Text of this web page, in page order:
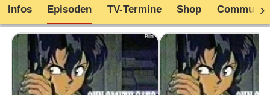
Infos Episoden TV-Termine Shop
Bild: